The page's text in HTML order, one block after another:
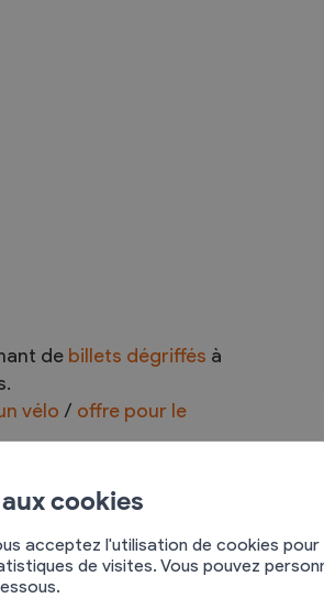
de billets dégriffés à
vélo / offre pour le
cookies
acceptez l'utilisation de cookies
de visites. Vous pouvez